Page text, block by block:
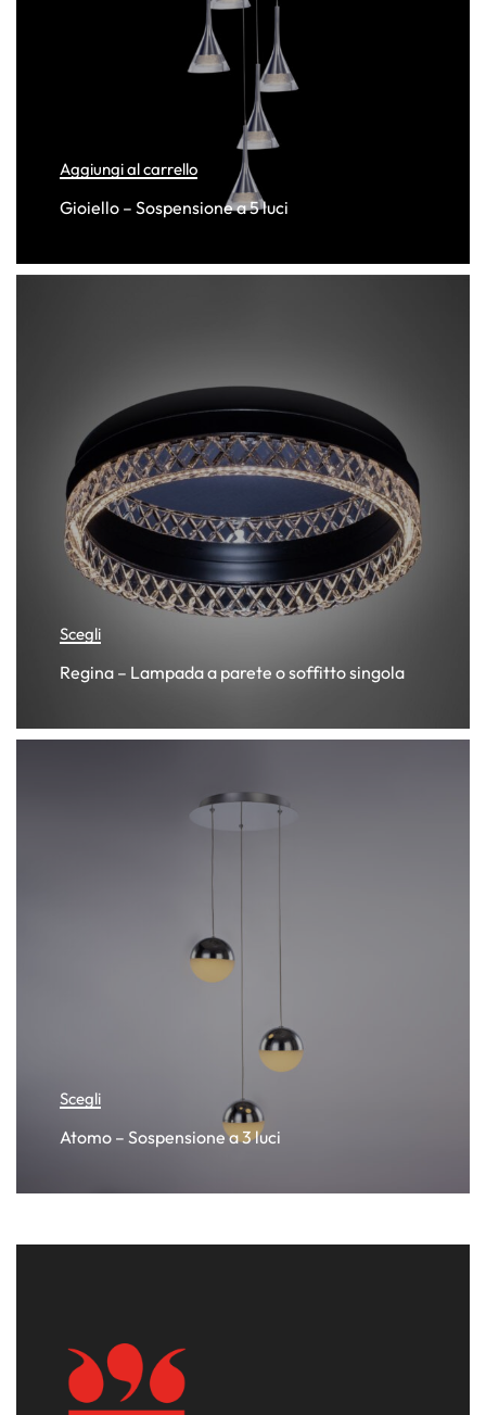
Aggiungi al carrello
Gioiello – Sospensione a 5 luci
Scegli
Regina – Lampada a parete o soffitto singola
Scegli
Atomo – Sospensione a 3 luci